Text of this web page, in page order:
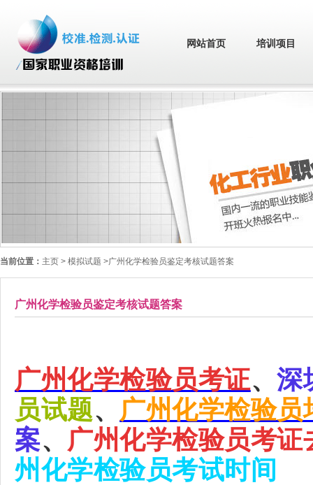
网站首页 培训项目
当前位置： 主页 > 模拟试题 >广州化学检验员鉴定考核试题答案
广州化学检验员鉴定考核试题答案
广州化学检验员考证、深
员试题、 广州化学检验员
案、 广州化学检验员考证
州化学检验员考试时间